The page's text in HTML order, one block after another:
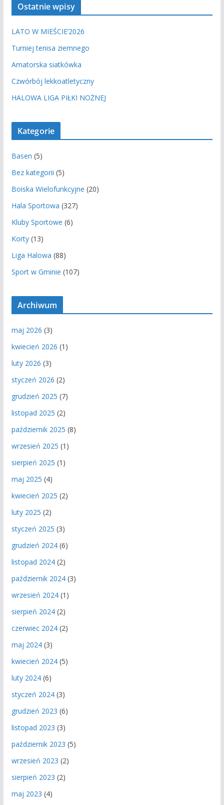
Ostatnie wpisy
LATO W MIEŚCIE’2026
Turniej tenisa ziemnego
Amatorska siatkówka
Czwórbój lekkoatletyczny
HALOWA LIGA PIŁKI NOŻNEJ
Kategorie
Basen (5)
Bez kategorii (5)
Boiska Wielofunkcyjne (20)
Hala Sportowa (327)
Kluby Sportowe (6)
Korty(13)
Liga Halowa (88)
Sport w Gminie (107)
Archiwum
maj 2026 (3)
kwiecień 2026 (1)
luty 2026 (3)
styczeń 2026 (2)
grudzień 2025 (7)
listopad 2025 (2)
październik 2025 (8)
wrzesień 2025 (1)
sierpień 2025 (1)
maj 2025 (4)
kwiecień 2025 (2)
luty 2025 (2)
styczeń 2025 (3)
grudzień 2024(6)
listopad 2024(2)
październik 2024(3)
wrzesień 2024(1)
sierpień 2024(2)
czerwiec 2024(2)
maj 2024(3)
kwiecień 2024(5)
luty 2024(6)
styczeń 2024(3)
grudzień 2023 (6)
listopad 2023 (3)
październik 2023 (5)
wrzesień 2023 (2)
sierpień 2023 (2)
maj 2023 (4)